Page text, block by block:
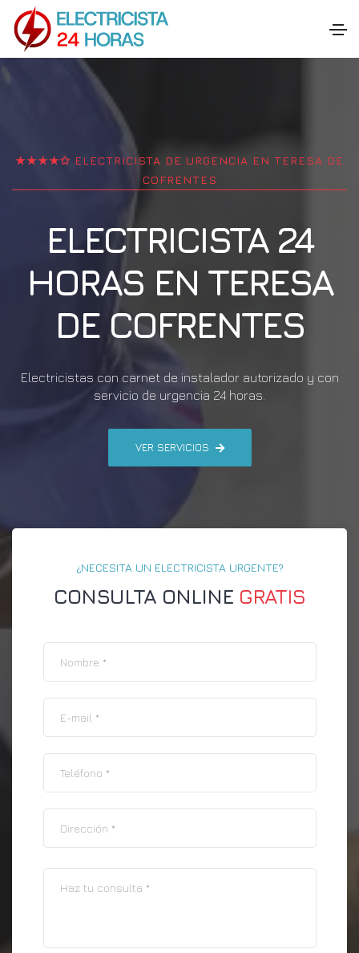
★★★★✩ ELECTRICISTA DE URGENCIA EN TERESA DE
COFRENTES
ELECTRICISTA 24
HORAS EN TERESA
DE COFRENTES
Electricistas con carnet de instalador autorizado y con
servicio de urgencia 24 horas.
VER SERVICIOS
¿NECESITA UN ELECTRICISTA URGENTE?
CONSULTA ONLINE GRATIS